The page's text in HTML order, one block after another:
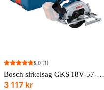
5.0 (1)
Bosch sirkelsag GKS 18V-57-2 uten batteri og lader i L-BOXX
3 117 kr